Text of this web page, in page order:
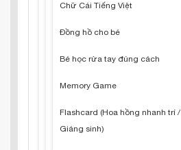
Chữ Cái Tiếng Việt
Đồng hồ cho bé
Bé học rửa tay đúng cách
Memory Game
Flashcard (Hoa hồng nhanh trí /
Giáng sinh)